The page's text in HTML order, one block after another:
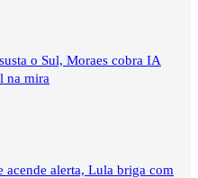
o Sul, Moraes cobra IA
na mira
acende alerta, Lula briga com